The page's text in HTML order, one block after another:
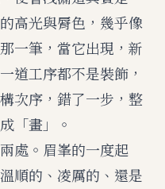
高光與脣色，幾乎像
一筆，當它出現，新
道工序都不是裝飾，
次序，錯了一步，整
「畫」。
處。眉峯的一度起
順的、凌厲的、還是